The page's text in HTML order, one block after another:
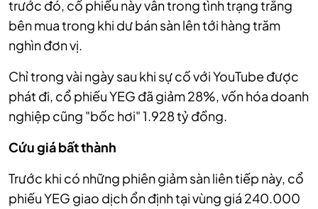
trước đó, cổ phiếu này vẫn trong tình trạng trắng
bên mua trong khi dư bán sàn lên tới hàng trăm
nghìn đơn vị.
Chỉ trong vài ngày sau khi sự cố với YouTube được
phát đi, cổ phiếu YEG đã giảm 28%, vốn hóa doanh
nghiệp cũng "bốc hơi" 1.928 tỷ đồng.
Cứu giábất thành
Trước khi có những phiên giảm sàn liên tiếp này, cổ
phiếu YEG giao dịch ổn định tại vùng giá 240.000